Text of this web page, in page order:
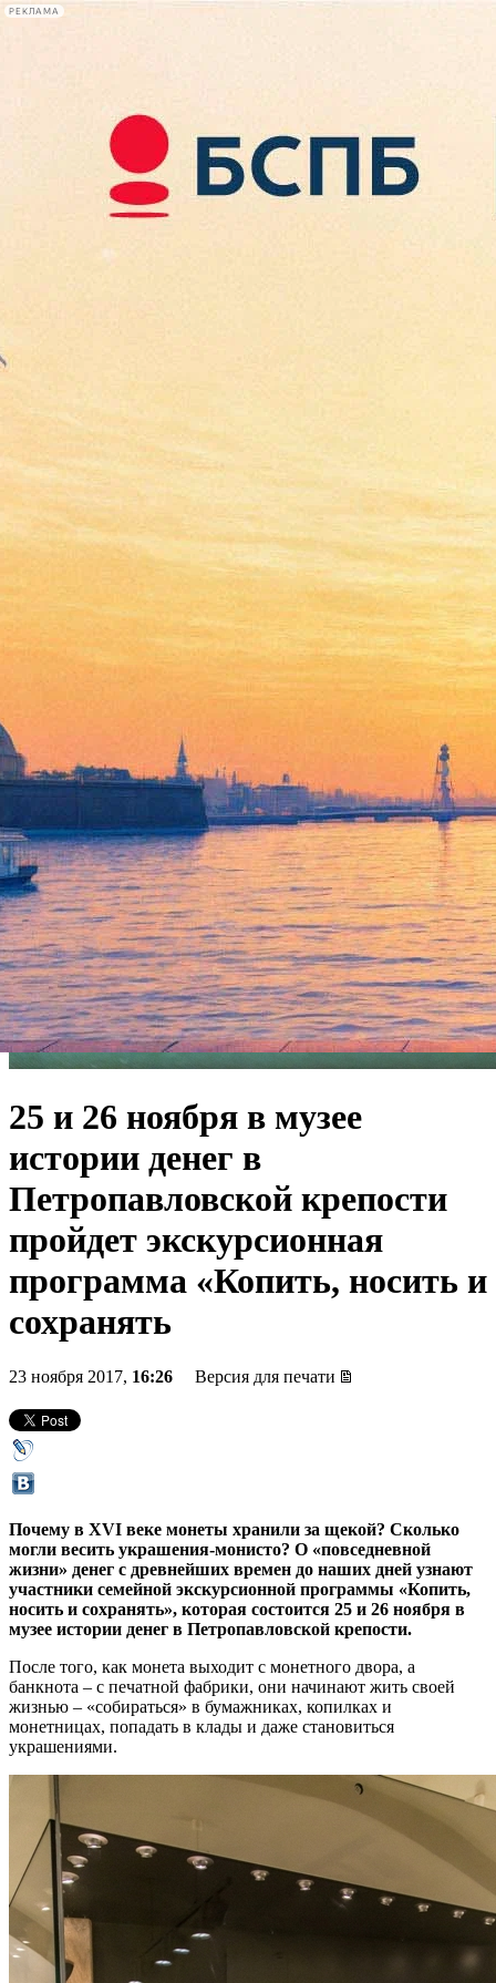
РЕКЛАМА
Сегодня:
2026.08.08
11:21
Афиша Plus
25 и 26 ноября в музее
истории денег в
Петропавловской крепости
пройдет экскурсионная
программа «Копить, носить и
сохранять
23 ноября 2017, 16:26 Версия для печати
Почему в XVI веке монеты хранили за щекой? Сколько
могли весить украшения-монисто? О «повседневной
жизни» денег с древнейших времен до наших дней узнают
участники семейной экскурсионной программы «Копить,
носить и сохранять», которая состоится 25 и 26 ноября в
музее истории денег в Петропавловской крепости.
После того, как монета выходит с монетного двора, а
банкнота – с печатной фабрики, они начинают жить своей
жизнью – «собираться» в бумажниках, копилках и
монетницах, попадать в клады и даже становиться
украшениями.